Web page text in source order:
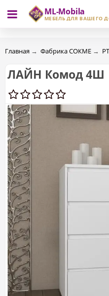
ML-Mobila
МЕБЕЛЬ ДЛЯ ВАШЕГО
RU RO
Главная → Фабрика СОКМЕ →
ЛАЙН Комод 4Ш